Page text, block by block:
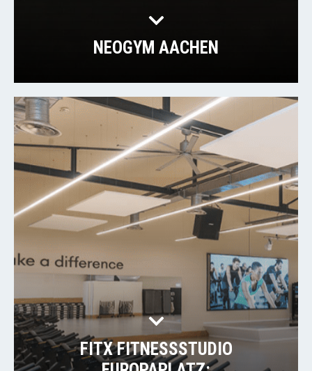
NEOGYM AACHEN
FITX FITNESSSTUDIO